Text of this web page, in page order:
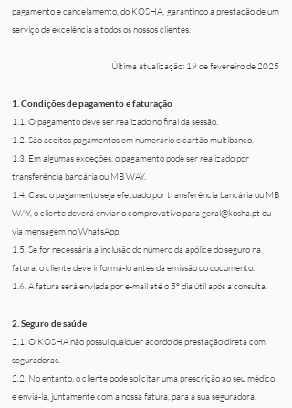
pagamento e cancelamento, do KOSHA, garantindo a prestação de um
serviço de excelência a todos os nossos clientes.
Última atualização: 19 de fevereiro de 2025
1. Condições de pagamento e faturação
1.1. O pagamento deve ser realizado no final da sessão.
1.2. São aceites pagamentos em numerário e cartão multibanco.
1.3. Em algumas exceções, o pagamento pode ser realizado por
transferência bancária ou MB WAY.
1.4. Caso o pagamento seja efetuado por transferência bancária ou MB
WAY, o cliente deverá enviar o comprovativo parageral@kosha.ptou
via mensagem no WhatsApp.
1.5. Se for necessária a inclusão do número da apólice do seguro na
fatura, o cliente deve informá-lo antes da emissão do documento.
1.6. A fatura será enviada por e-mail até o 5º dia útil após a consulta.
2. Seguro de saúde
2.1. O KOSHA não possui qualquer acordo de prestação direta com
seguradoras.
2.2. No entanto, o cliente pode solicitar uma prescrição ao seu médico
e enviá-la, juntamente com a nossa fatura, para a sua seguradora.